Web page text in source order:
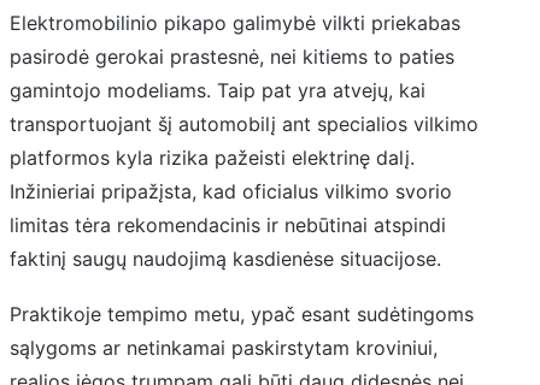
Elektromobilinio pikapo galimybė vilkti priekabas
pasirodė gerokai prastesnė, nei kitiems to paties
gamintojo modeliams. Taip pat yra atvejų, kai
transportuojant šį automobilį ant specialios vilkimo
platformos kyla rizika pažeisti elektrinę dalį.
Inžinieriai pripažįsta, kad oficialus vilkimo svorio
limitas tėra rekomendacinis ir nebūtinai atspindi
faktinį saugų naudojimą kasdienėse situacijose.
Praktikoje tempimo metu, ypač esant sudėtingoms
sąlygoms ar netinkamai paskirstytam kroviniui,